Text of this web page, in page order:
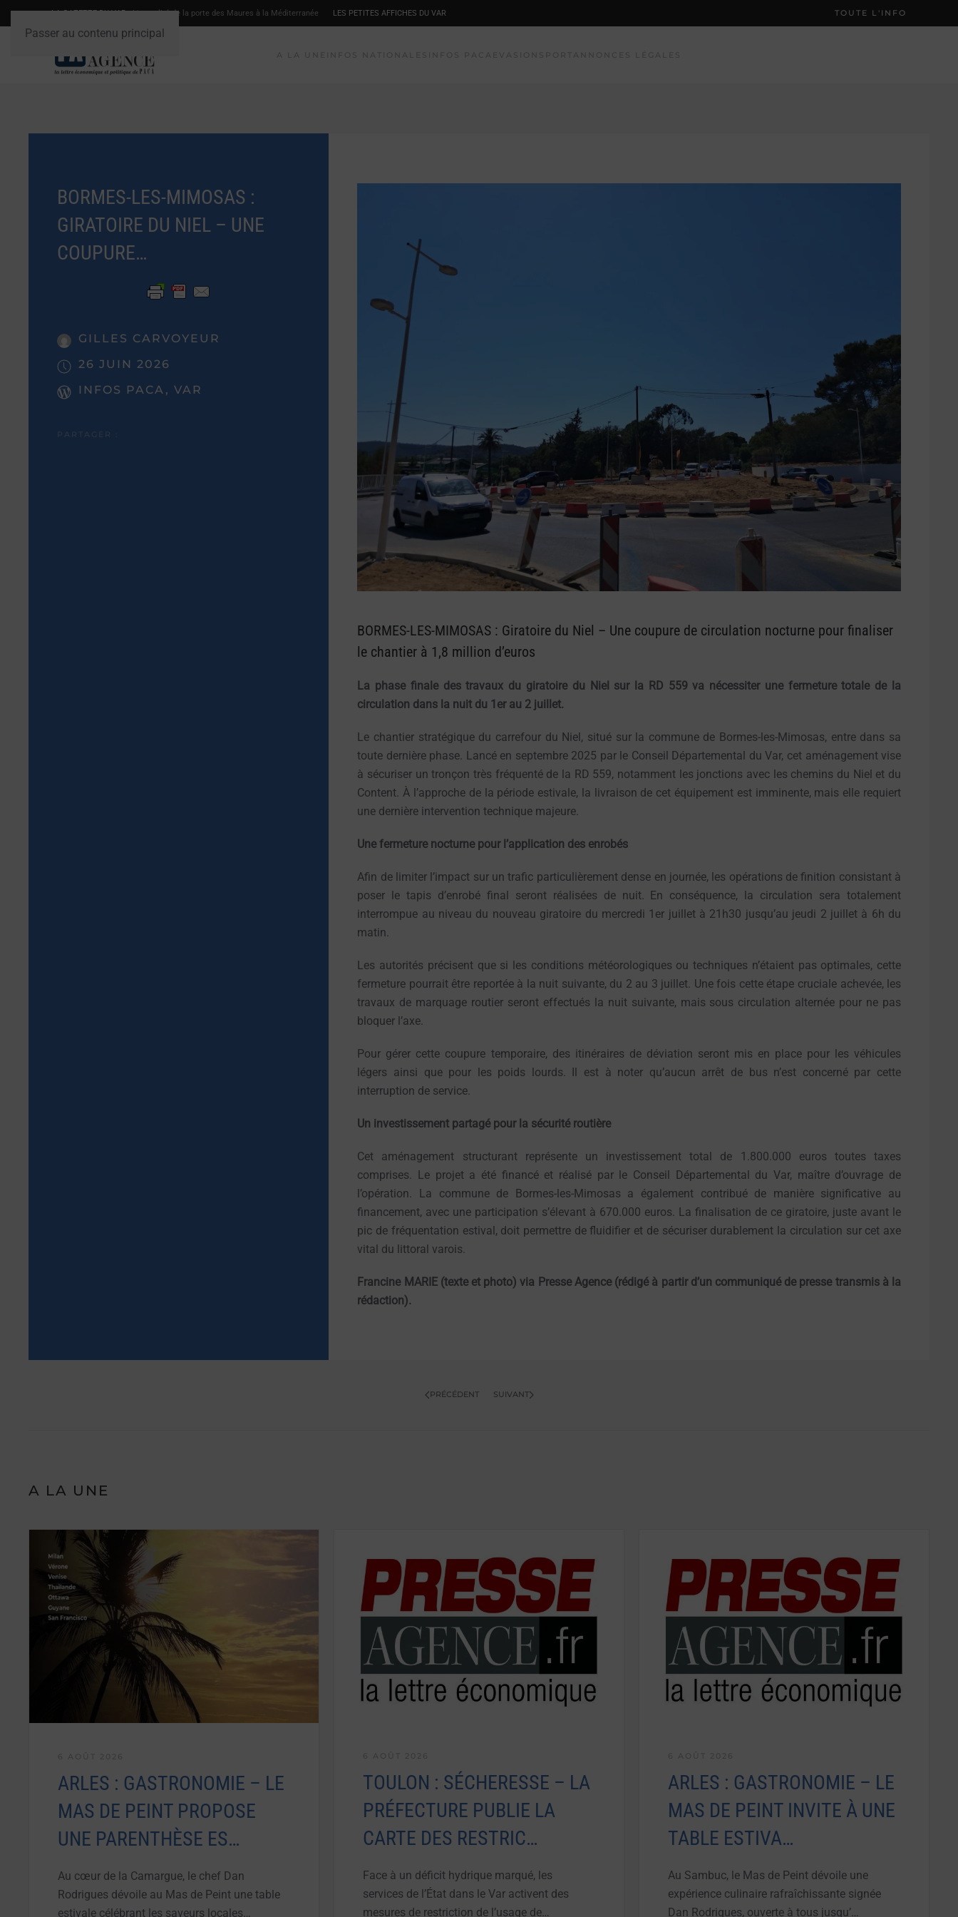
Passer au contenu principal
LA GAZETTE DU VAR- L'actualité de la porte des Maures à la Méditerranée LES PETITES AFFICHES DU VAR TOUTE L'INFO
BORMES-LES-MIMOSAS :
GIRATOIRE DU NIEL – UNE
COUPURE…
GILLES CARVOYEUR
26 JUIN 2026
INFOS PACA, VAR
BORMES-LES-MIMOSAS : Giratoire du Niel – Une coupure de circulation nocturne pour finaliser
le chantier à 1,8 million d’euros
La phase finale des travaux du giratoire du Niel sur la RD 559 va nécessiter une fermeture totale de la
circulation dans la nuit du 1er au 2 juillet.
Le chantier stratégique du carrefour du Niel, situé sur la commune de Bormes-les-Mimosas, entre dans sa
toute dernière phase. Lancé en septembre 2025 par le Conseil Départemental du Var, cet aménagement vise
à sécuriser un tronçon très fréquenté de la RD 559, notamment les jonctions avec les chemins du Niel et du
Content. À l’approche de la période estivale, la livraison de cet équipement est imminente, mais elle requiert
une dernière intervention technique majeure.
Une fermeture nocturne pour l’application des enrobés
Afin de limiter l’impact sur un trafic particulièrement dense en journée, les opérations de finition consistant à
poser le tapis d’enrobé final seront réalisées de nuit. En conséquence, la circulation sera totalement
interrompue au niveau du nouveau giratoire du mercredi 1er juillet à 21h30 jusqu’au jeudi 2 juillet à 6h du
matin.
Les autorités précisent que si les conditions météorologiques ou techniques n’étaient pas optimales, cette
fermeture pourrait être reportée à la nuit suivante, du 2 au 3 juillet. Une fois cette étape cruciale achevée, les
travaux de marquage routier seront effectués la nuit suivante, mais sous circulation alternée pour ne pas
bloquer l’axe.
Pour gérer cette coupure temporaire, des itinéraires de déviation seront mis en place pour les véhicules
légers ainsi que pour les poids lourds. Il est à noter qu’aucun arrêt de bus n’est concerné par cette
interruption de service.
Un investissement partagé pour la sécurité routière
Cet aménagement structurant représente un investissement total de 1.800.000 euros toutes taxes
comprises. Le projet a été financé et réalisé par le Conseil Départemental du Var, maître d’ouvrage de
l’opération. La commune de Bormes-les-Mimosas a également contribué de manière significative au
financement, avec une participation s’élevant à 670.000 euros. La finalisation de ce giratoire, juste avant le
pic de fréquentation estival, doit permettre de fluidifier et de sécuriser durablement la circulation sur cet axe
vital du littoral varois.
Francine MARIE (texte et photo) via Presse Agence (rédigé à partir d’un communiqué de presse transmis à la
rédaction).
PRÉCÉDENT SUIVANT
A LA UNE
ARLES : GASTRONOMIE – LE
MAS DE PEINT PROPOSE
UNE PARENTHÈSE ES…
Au cœur de la Camargue, le chef Dan
Rodrigues dévoile au Mas de Peint une table
estivale célébrant les saveurs locales…
TOULON : SÉCHERESSE – LA
PRÉFECTURE PUBLIE LA
CARTE DES RESTRIC…
Face à un déficit hydrique marqué, les
services de l’État dans le Var activent des
mesures de restriction de l’usage de…
ARLES : GASTRONOMIE – LE
MAS DE PEINT INVITE À UNE
TABLE ESTIVA…
Au Sambuc, le Mas de Peint dévoile une
expérience culinaire rafraîchissante signée
Dan Rodrigues, ouverte à tous jusqu’…